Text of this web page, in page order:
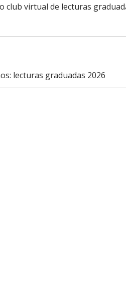
club virtual de lecturas
lecturas graduadas 2026